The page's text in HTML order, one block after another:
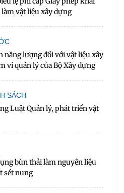
vật liệu xây dựng
năng lượng đối với vật liệu xây
vi quản lý của Bộ Xây dựng
SÁCH
Luật Quản lý, phát triển vật
bùn thải làm nguyên liệu
sét nung